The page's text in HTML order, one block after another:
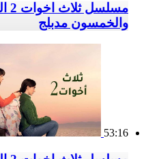
والخمسون مدبلج
53:16